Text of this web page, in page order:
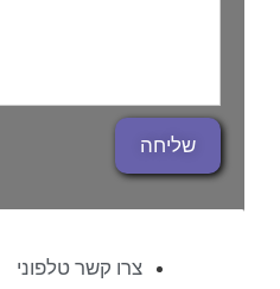
שליחה
צרו קשר טלפוני